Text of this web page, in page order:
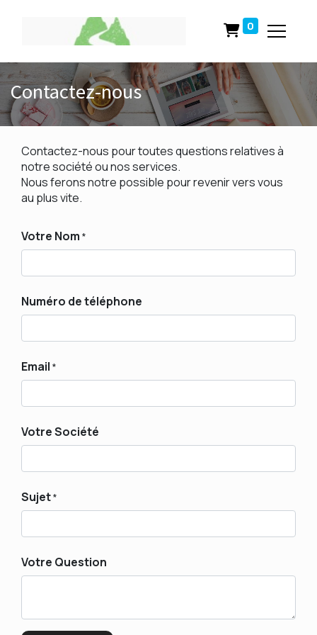
0
Contactez-nous
Contactez-nous pour toutes questions relatives à
notre société ou nos services.
Nous ferons notre possible pour revenir vers vous
au plus vite.
Votre Nom *
Numéro de téléphone
Email *
Votre Société
Sujet*
Votre Question